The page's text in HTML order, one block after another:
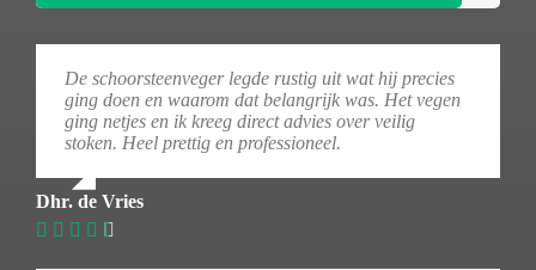
De schoorsteenveger legde rustig uit wat hij precies
ging doen en waarom dat belangrijk was. Het vegen
ging netjes en ik kreeg direct advies over veilig
stoken. Heel prettig en professioneel.
Dhr. de Vries